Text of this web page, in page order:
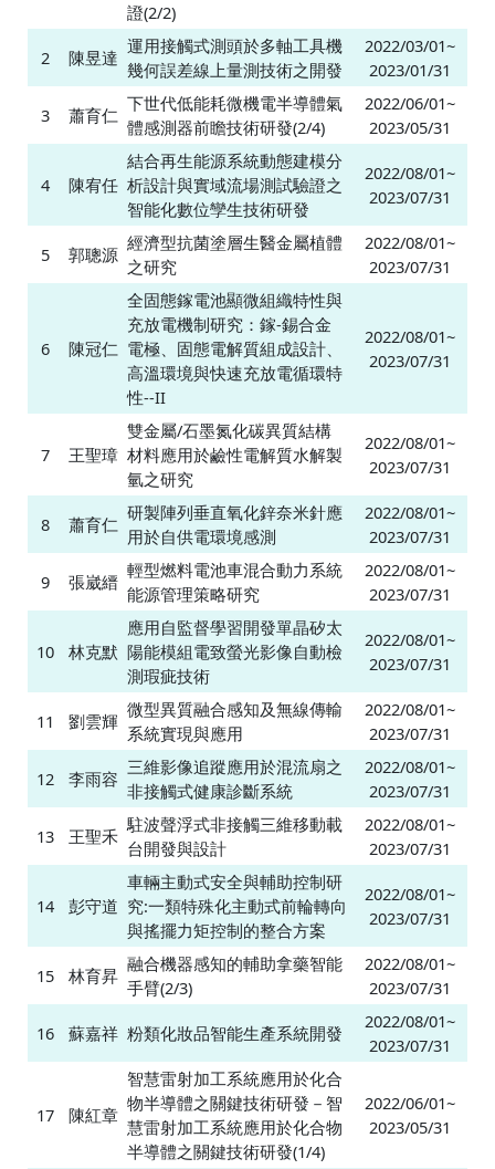
證(2/2)
2 陳昱達
運用接觸式測頭於多軸工具機
幾何誤差線上量測技術之開發
2022/03/01~
2023/01/31
3 蕭育仁
下世代低能耗微機電半導體氣
體感測器前瞻技術研發(2/4)
2022/06/01~
2023/05/31
4 陳宥任
結合再生能源系統動態建模分
析設計與實域流場測試驗證之
智能化數位孿生技術研發
2022/08/01~
2023/07/31
5 郭聰源
經濟型抗菌塗層生醫金屬植體
之研究
2022/08/01~
2023/07/31
6 陳冠仁
全固態鎵電池顯微組織特性與
充放電機制研究：鎵-錫合金
電極、固態電解質組成設計、
高溫環境與快速充放電循環特
性--II
2022/08/01~
2023/07/31
7 王聖璋
雙金屬/石墨氮化碳異質結構
材料應用於鹼性電解質水解製
氫之研究
2022/08/01~
2023/07/31
8 蕭育仁
研製陣列垂直氧化鋅奈米針應
用於自供電環境感測
2022/08/01~
2023/07/31
9 張崴縉
輕型燃料電池車混合動力系統
能源管理策略研究
2022/08/01~
2023/07/31
10 林克默
應用自監督學習開發單晶矽太
陽能模組電致螢光影像自動檢
測瑕疵技術
2022/08/01~
2023/07/31
11 劉雲輝
微型異質融合感知及無線傳輸
系統實現與應用
2022/08/01~
2023/07/31
12 李雨容
三維影像追蹤應用於混流扇之
非接觸式健康診斷系統
2022/08/01~
2023/07/31
13 王聖禾
駐波聲浮式非接觸三維移動載
台開發與設計
2022/08/01~
2023/07/31
14 彭守道
車輛主動式安全與輔助控制研
究:一類特殊化主動式前輪轉向
與搖擺力矩控制的整合方案
2022/08/01~
2023/07/31
15 林育昇
融合機器感知的輔助拿藥智能
手臂(2/3)
2022/08/01~
2023/07/31
16 蘇嘉祥 粉類化妝品智能生產系統開發
2022/08/01~
2023/07/31
17 陳紅章
智慧雷射加工系統應用於化合
物半導體之關鍵技術研發－智
慧雷射加工系統應用於化合物
半導體之關鍵技術研發(1/4)
2022/06/01~
2023/05/31